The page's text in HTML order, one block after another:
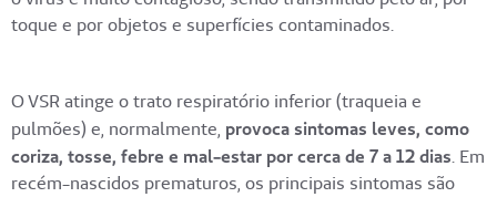
toque e por objetos e superfícies contaminados.
O VSR atinge o trato respiratório inferior (traqueia e
pulmões) e, normalmente, provoca sintomas leves, como
coriza, tosse, febre e mal-estar por cerca de 7 a 12 dias. Em
recém-nascidos prematuros, os principais sintomas são